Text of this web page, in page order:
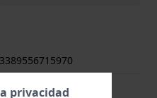
3389556715970
privacidad